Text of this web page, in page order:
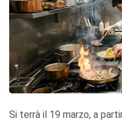
Si terrà il 19 marzo, a